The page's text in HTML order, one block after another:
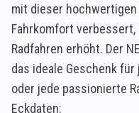
mit dieser
Fahrkomfort verbessert,
Radfahren erhöht. Der
das ideale Geschenk
oder jede passionierte
Eckdaten: